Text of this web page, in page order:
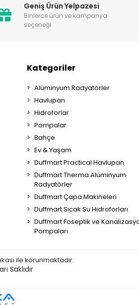
Geniş Ürün Yelpazesi
Binlerce ürün ve kampanya
seçeneği
Kategoriler
Alüminyum Radyatörler
Havlupan
Hidroforlar
Pompalar
Bahçe
Ev & Yaşam
Duffmart Practical Havlupan
Duffmart Therma Alüminyum
Radyatörler
Duffmart Çapa Makineleri
Duffmart Sıcak Su Hidroforları
Duffmart Foseptik ve
Pompaları
ile korunmaktadır.
Saklıdır